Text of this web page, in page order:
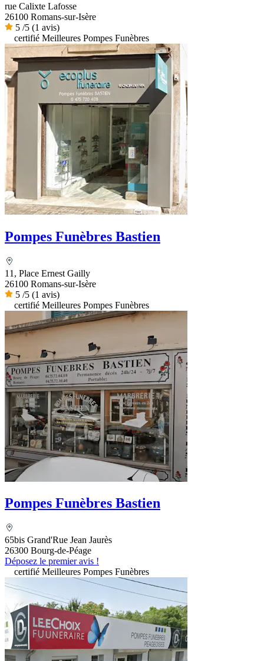
rue Calixte Lafosse
26100 Romans-sur-Isère
5 /5 (1 avis)
certifié Meilleures Pompes Funèbres
Pompes Funèbres Bastien
11, Place Ernest Gailly
26100 Romans-sur-Isère
5 /5 (1 avis)
certifié Meilleures Pompes Funèbres
Pompes Funèbres Bastien
65bis Grand'Rue Jean Jaurès
26300 Bourg-de-Péage
Déposez le premier avis !
certifié Meilleures Pompes Funèbres